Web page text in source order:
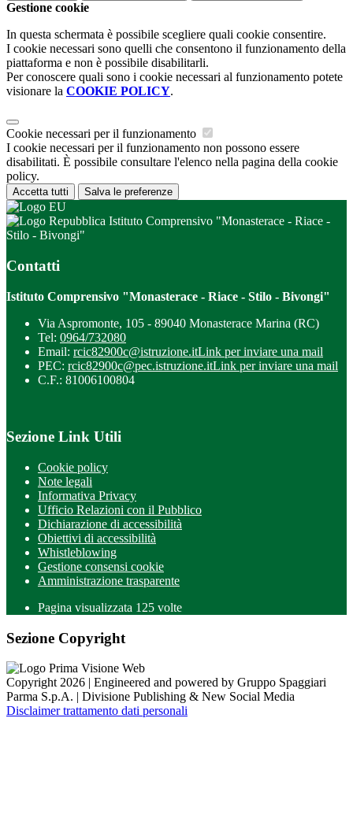
Gestione cookie
In questa schermata è possibile scegliere quali cookie consentire.
I cookie necessari sono quelli che consentono il funzionamento della
piattaforma e non è possibile disabilitarli.
Per conoscere quali sono i cookie necessari al funzionamento potete
visionare la COOKIE POLICY.
Cookie necessari per il funzionamento
I cookie necessari per il funzionamento non possono essere
disabilitati. È possibile consultare l'elenco nella pagina della cookie
policy.
Accetta tutti Salva le preferenze
Istituto Comprensivo "Monasterace - Riace -
Stilo - Bivongi"
Contatti
Istituto Comprensivo "Monasterace - Riace - Stilo - Bivongi"
Via Aspromonte, 105 - 89040 Monasterace Marina (RC)
Tel: 0964/732080
Email: rcic82900c@istruzione.itLink per inviare una mail
PEC: rcic82900c@pec.istruzione.itLink per inviare una mail
C.F.: 81006100804
Sezione Link Utili
Cookie policy
Note legali
Informativa Privacy
Ufficio Relazioni con il Pubblico
Dichiarazione di accessibilità
Obiettivi di accessibilità
Whistleblowing
Gestione consensi cookie
Amministrazione trasparente
Pagina visualizzata 125 volte
Sezione Copyright
Copyright 2026 | Engineered and powered by Gruppo Spaggiari
Parma S.p.A. | Divisione Publishing & New Social Media
Disclaimer trattamento dati personali